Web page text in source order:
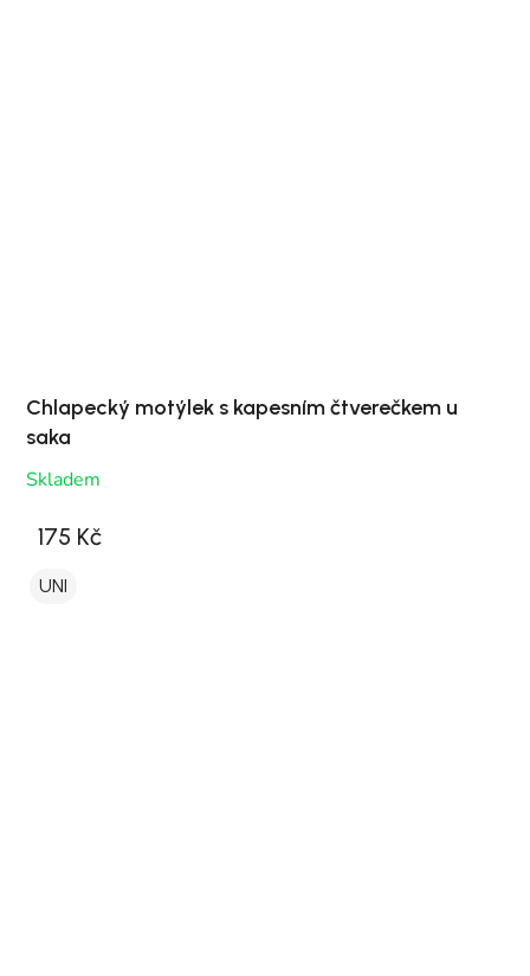
Chlapecký motýlek s kapesním čtverečkem u
saka
Skladem
175 Kč
UNI